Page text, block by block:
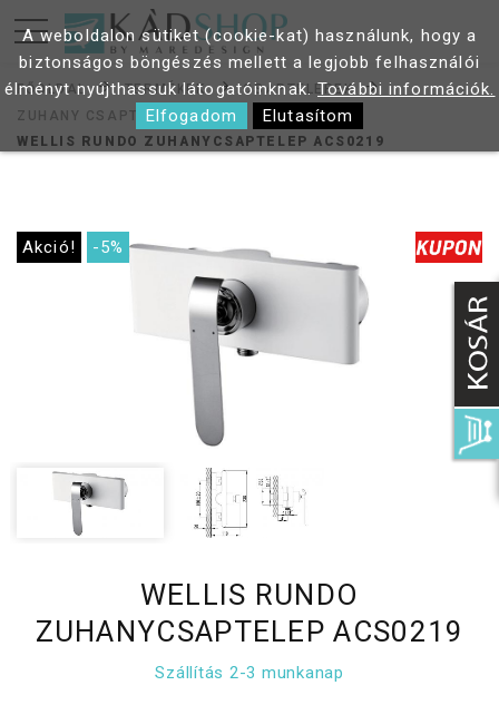
FŐOLDAL TERMÉKEK
CSAPTELEPEK
ZUHANY CSAPTELEP
WELLIS RUNDO ZUHANYCSAPTELEP ACS0219
Akció! -5%
WELLIS RUNDO
ZUHANYCSAPTELEP ACS0219
Szállítás 2-3 munkanap
A weboldalon sütiket (cookie-kat) használunk, hogy a
biztonságos böngészés mellett a legjobb felhasználói
élményt nyújthassuk látogatóinknak.További információk.
Elfogadom
Elutasítom